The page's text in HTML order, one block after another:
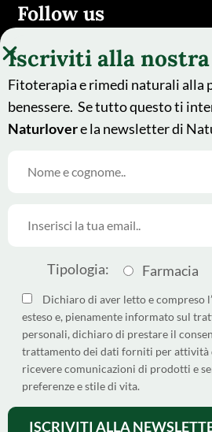
Follow us
Made byArgoserv by
Sandhills Italy
Come differenziare i pack
Dichiarazione di Accessibilità
Privacy policy
Cookie policy
Iscriviti alla nostra
Fitoterapia e rimedi naturali alla
benessere. Se tutto questo ti
Naturlovere la newsletter di
Tipologia: Farmacia
Dichiaro di aver letto e compreso
esteso e, pienamente informato sul
personali, dichiaro di prestare il
trattamento dei dati forniti per attività
ricevere comunicazioni di prodotti e
preferenze e stile di vita.